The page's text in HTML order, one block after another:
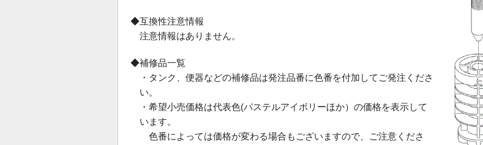
◆互換性注意情報
注意情報はありません。
◆補修品一覧
・タンク、便器などの補修品は発注品番に色番を付加してご発注くださ
い。
・希望小売価格は代表色(パステルアイボリーほか）の価格を表示して
います。
色番によっては価格が変わる場合もございますので、ご注意くださ